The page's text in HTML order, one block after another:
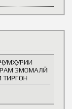
ЭМОМАЛӢ